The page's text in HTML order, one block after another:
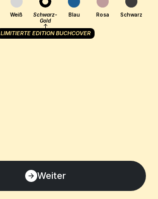
Weiß
Schwarz-
Gold
Blau Rosa Schwarz
LIMITIERTE EDITION BUCHCOVER
Weiter